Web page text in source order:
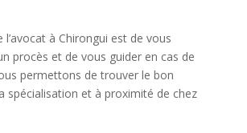
l’avocat à Chirongui est de vous
procès et de vous guider en cas de
permettons de trouver le bon
spécialisation et à proximité de chez